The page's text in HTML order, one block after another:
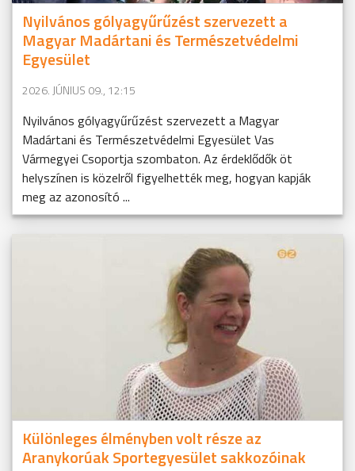
Nyilvános gólyagyűrűzést szervezett a
Magyar Madártani és Természetvédelmi
Egyesület
2026. JÚNIUS 09., 12:15
Nyilvános gólyagyűrűzést szervezett a Magyar
Madártani és Természetvédelmi Egyesület Vas
Vármegyei Csoportja szombaton. Az érdeklődők öt
helyszínen is közelről figyelhették meg, hogyan kapják
meg az azonosító ...
Különleges élményben volt része az
Aranykorúak Sportegyesület sakkozóinak